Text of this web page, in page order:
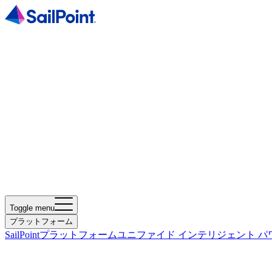
Toggle menu
プラットフォーム
SailPointプラットフォームユニファイド インテリジェント パ